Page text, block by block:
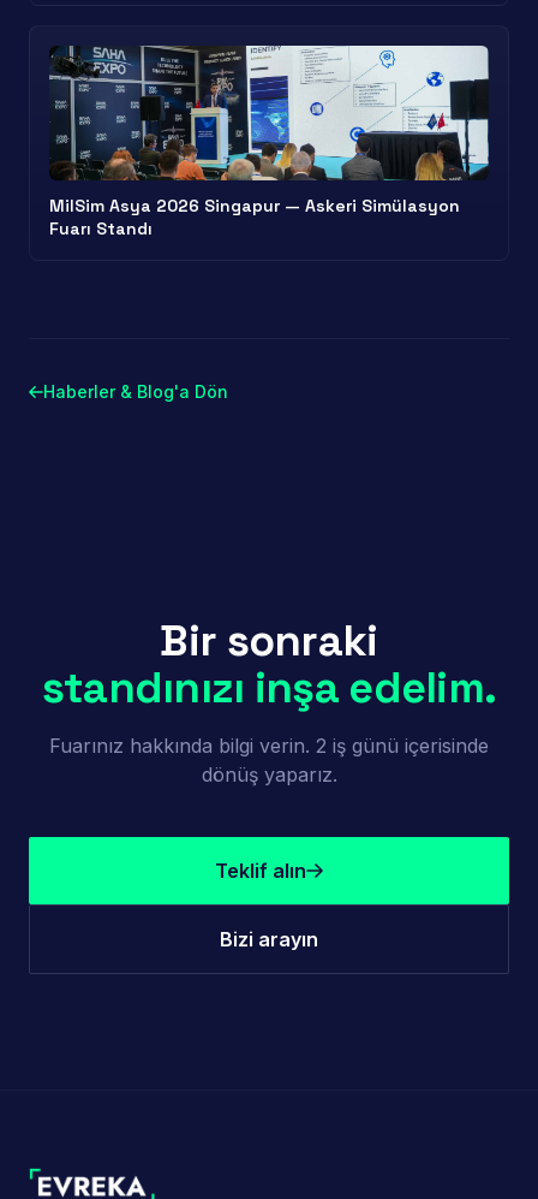
MilSim Asya 2026 Singapur — Askeri Simülasyon
Fuarı Standı
Haberler & Blog'a Dön
Bir sonraki
standınızı inşa edelim.
Fuarınız hakkında bilgi verin. 2 iş günü içerisinde
dönüş yaparız.
Teklif alın
Bizi arayın